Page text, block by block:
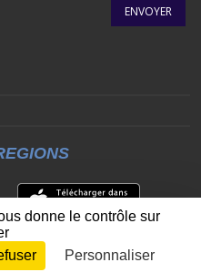
ENVOYER
CONNEXION
donne le contrôle sur
Personnaliser